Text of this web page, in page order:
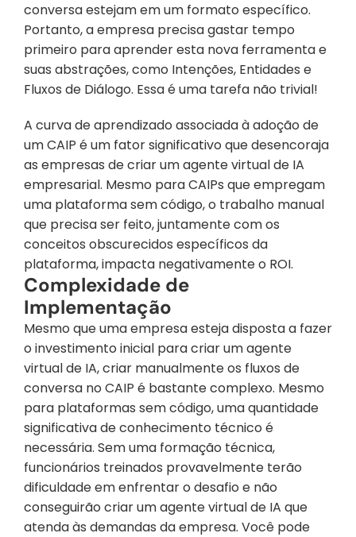
conversa estejam em um formato específico.
Portanto, a empresa precisa gastar tempo
primeiro para aprender esta nova ferramenta e
suas abstrações, como Intenções, Entidades e
Fluxos de Diálogo. Essa é uma tarefa não trivial!
A curva de aprendizado associada à adoção de
um CAIP é um fator significativo que desencoraja
as empresas de criar um agente virtual de IA
empresarial. Mesmo para CAIPs que empregam
uma plataforma sem código, o trabalho manual
que precisa ser feito, juntamente com os
conceitos obscurecidos específicos da
plataforma, impacta negativamente o ROI.
Complexidade de
Implementação
Mesmo que uma empresa esteja disposta a fazer
o investimento inicial para criar um agente
virtual de IA, criar manualmente os fluxos de
conversa no CAIP é bastante complexo. Mesmo
para plataformas sem código, uma quantidade
significativa de conhecimento técnico é
necessária. Sem uma formação técnica,
funcionários treinados provavelmente terão
dificuldade em enfrentar o desafio e não
conseguirão criar um agente virtual de IA que
atenda às demandas da empresa. Você pode